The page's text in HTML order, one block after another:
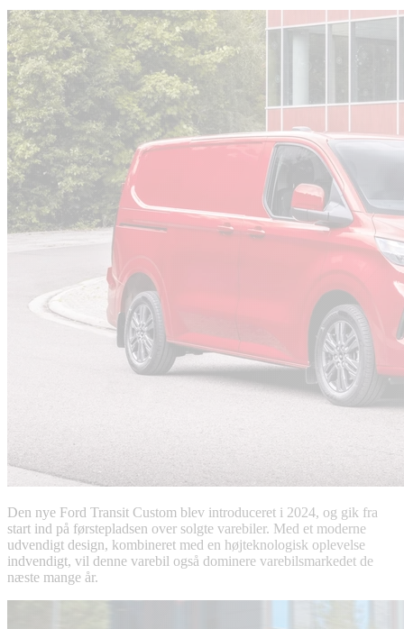
Den nye Ford Transit Custom blev introduceret i 2024, og gik fra
start ind på førstepladsen over solgte varebiler. Med et moderne
udvendigt design, kombineret med en højteknologisk oplevelse
indvendigt, vil denne varebil også dominere varebilsmarkedet de
næste mange år.